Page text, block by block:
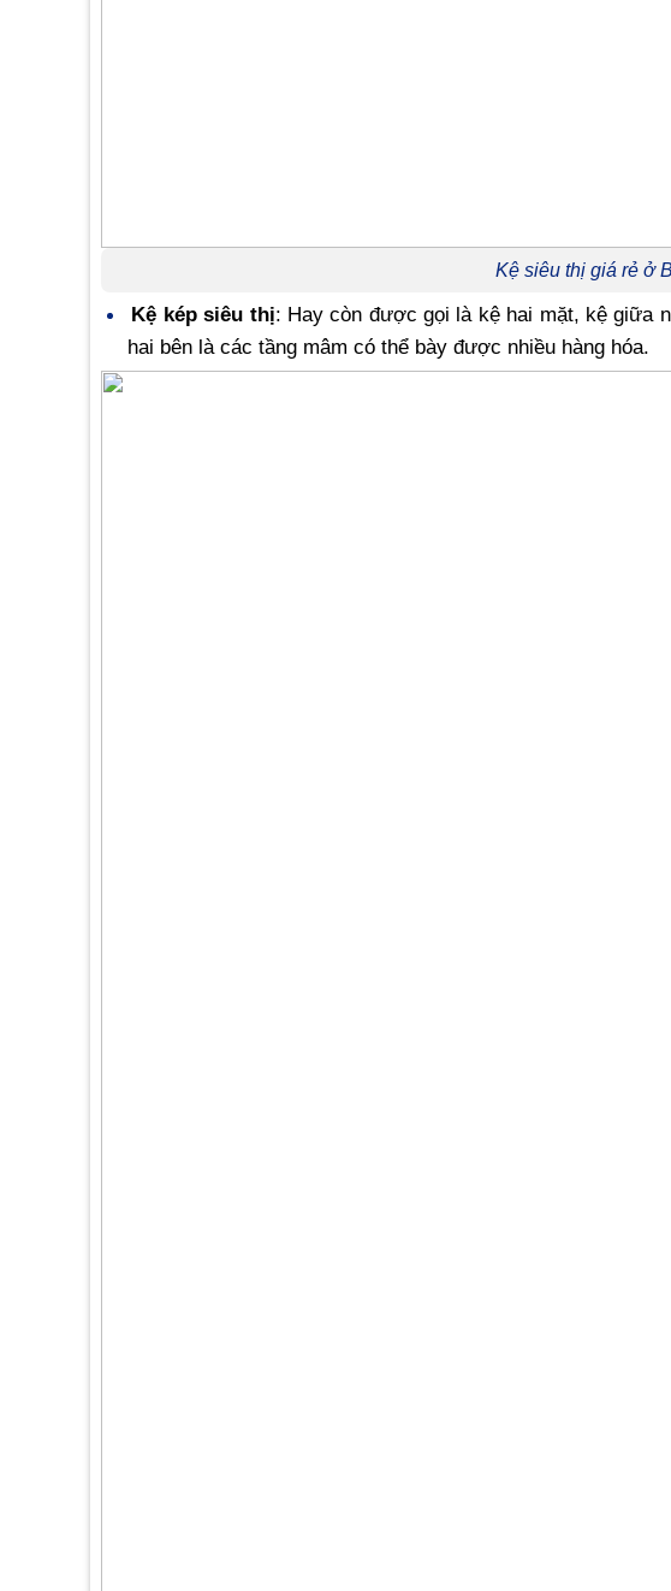
Kệ siêu thị giá rẻ ở
Kệ kép siêu thị: Hay còn được gọi là kệ hai mặt, kệ giữa
hai bên là các tầng mâm có thể bày được nhiều hàng hóa.